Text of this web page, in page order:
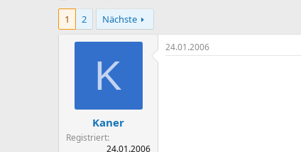
r
t
r
s
t
e
l
t
m
1
2 Nächste
K
Kaner
Registriert
24.01.2006
24.01.2006